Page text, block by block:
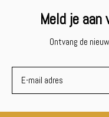
Meld je aan
Ontvang de